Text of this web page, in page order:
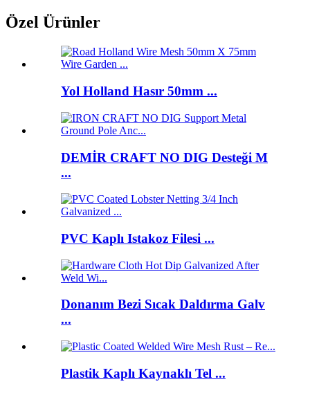
Özel Ürünler
Yol Holland Hasır 50mm ...
DEMİR CRAFT NO DIG Desteği M
...
PVC Kaplı Istakoz Filesi ...
Donanım Bezi Sıcak Daldırma Galv
...
Plastik Kaplı Kaynaklı Tel ...